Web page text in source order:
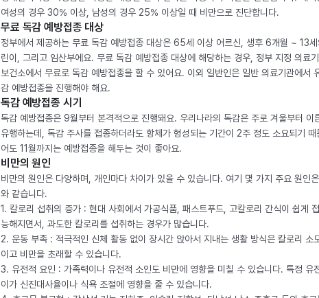
여성의 경우 30% 이상, 남성의 경우 25% 이상일 때 비만으로 진단합니다.
무료 독감 예방접종 대상
정부에서 제공하는 무료 독감 예방접종 대상은 65세 이상 어르신, 생후 6개월 ~ 13
린이, 그리고 임산부에요. 무료 독감 예방접종 대상에 해당하는 경우, 정부 지정 의료
보건소에서 무료로 독감 예방접종을 할 수 있어요. 이외 일반인은 일반 의료기관에서
감 예방접종을 진행해야 해요.
독감 예방접종 시기
독감 예방접종은 9월부터 본격적으로 진행돼요. 우리나라의 독감은 주로 겨울부터 이
유행하는데, 독감 주사를 접종하더라도 항체가 형성되는 기간이 2주 정도 소요되기 때
어도 11월까지는 예방접종을 해두는 것이 좋아요.
비만의 원인
비만의 원인은 다양하며, 개인마다 차이가 있을 수 있습니다. 여기 몇 가지 주요 원인
와 같습니다.
1. 칼로리 섭취의 증가 : 현대 사회에서 가공식품, 패스트푸드, 고칼로리 간식이 쉽게
능해지면서, 과도한 칼로리를 섭취하는 경우가 많습니다.
2. 운동 부족 : 적극적인 신체 활동 없이 장시간 앉아서 지내는 생활 방식은 칼로리 소
이고 비만을 초래할 수 있습니다.
3. 유전적 요인 : 가족력이나 유전적 소인도 비만에 영향을 미칠 수 있습니다. 특정 유
이가 신진대사율이나 식욕 조절에 영향을 줄 수 있습니다.